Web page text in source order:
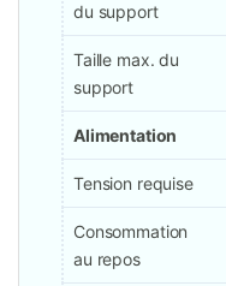
du support
Taille max. du
support
Alimentation
Tension requise
Consommation
au repos